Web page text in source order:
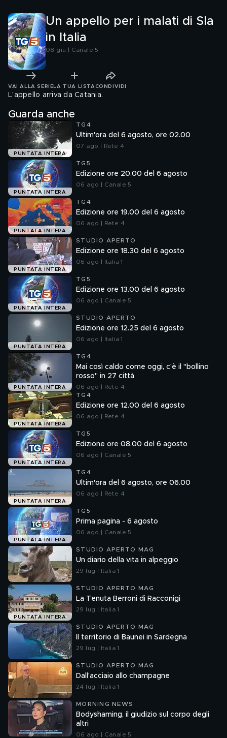
Un appello per i malati di Sla
in Italia
08 giu | Canale 5
VAI ALLA SERIE LA TUA LISTA CONDIVIDI
L'appello arriva da Catania.
Guarda anche
PUNTATA INTERA
TG4
Ultim'ora del 6 agosto, ore 02.00
07 ago | Rete 4
PUNTATA INTERA
TG5
Edizione ore 20.00 del 6 agosto
06 ago | Canale 5
PUNTATA INTERA
TG4
Edizione ore 19.00 del 6 agosto
06 ago | Rete 4
PUNTATA INTERA
STUDIO APERTO
Edizione ore 18.30 del 6 agosto
06 ago | Italia 1
PUNTATA INTERA
TG5
Edizione ore 13.00 del 6 agosto
06 ago | Canale 5
PUNTATA INTERA
STUDIO APERTO
Edizione ore 12.25 del 6 agosto
06 ago | Italia 1
PUNTATA INTERA
TG4
Mai così caldo come oggi, c'è il "bollino
rosso" in 27 città
06 ago | Rete 4
PUNTATA INTERA
TG4
Edizione ore 12.00 del 6 agosto
06 ago | Rete 4
PUNTATA INTERA
TG5
Edizione ore 08.00 del 6 agosto
06 ago | Canale 5
PUNTATA INTERA
TG4
Ultim'ora del 6 agosto, ore 06.00
06 ago | Rete 4
PUNTATA INTERA
TG5
Prima pagina - 6 agosto
06 ago | Canale 5
STUDIO APERTO MAG
Un diario della vita in alpeggio
29 lug | Italia 1
PUNTATA INTERA
STUDIO APERTO MAG
La Tenuta Berroni di Racconigi
29 lug | Italia 1
STUDIO APERTO MAG
Il territorio di Baunei in Sardegna
29 lug | Italia 1
STUDIO APERTO MAG
Dall'acciaio allo champagne
24 lug | Italia 1
MORNING NEWS
Bodyshaming, il giudizio sul corpo degli
altri
06 ago | Canale 5